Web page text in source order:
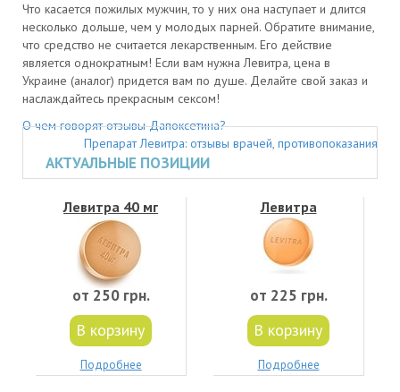
Что касается пожилых мужчин, то у них она наступает и длится
несколько дольше, чем у молодых парней. Обратите внимание,
что средство не считается лекарственным. Его действие
является однократным! Если вам нужна Левитра, цена в
Украине (аналог) придется вам по душе. Делайте свой заказ и
наслаждайтесь прекрасным сексом!
О чем говорят отзывы Дапоксетина?
Препарат Левитра: отзывы врачей, противопоказания
АКТУАЛЬНЫЕ ПОЗИЦИИ
Левитра 40 мг
от 250 грн.
В корзину
Подробнее
Левитра
от 225 грн.
В корзину
Подробнее